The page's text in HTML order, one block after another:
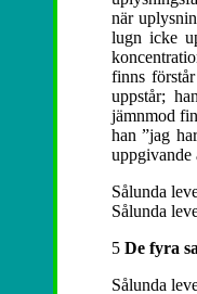
när
lugn icke
finns
uppstår;
jämnmod
han ”jag
uppgivande
Sålunda
Sålunda
5 De fyra
Sålunda